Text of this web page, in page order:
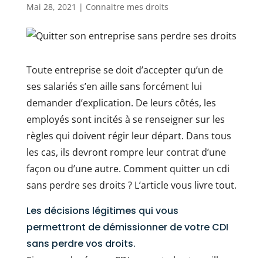
Mai 28, 2021 | Connaitre mes droits
Toute entreprise se doit d’accepter qu’un de
ses salariés s’en aille sans forcément lui
demander d’explication. De leurs côtés, les
employés sont incités à se renseigner sur les
règles qui doivent régir leur départ. Dans tous
les cas, ils devront rompre leur contrat d’une
façon ou d’une autre. Comment quitter un cdi
sans perdre ses droits ? L’article vous livre tout.
Les décisions légitimes qui vous
permettront de démissionner de votre CDI
sans perdre vos droits.